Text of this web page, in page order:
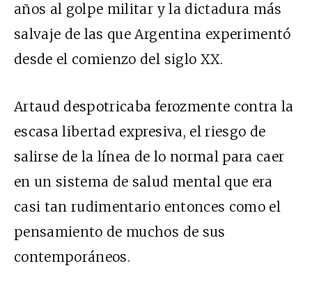
años al golpe militar y la dictadura más
salvaje de las que Argentina experimentó
desde el comienzo del siglo XX.
Artaud despotricaba ferozmente contra la
escasa libertad expresiva, el riesgo de
salirse de la línea de lo normal para caer
en un sistema de salud mental que era
casi tan rudimentario entonces como el
pensamiento de muchos de sus
contemporáneos.